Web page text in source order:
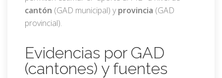
cantón (GAD municipal) y provincia (GAD
provincial).
Evidencias por GAD
(cantones) y fuentes